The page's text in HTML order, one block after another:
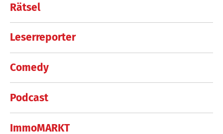
Rätsel
Leserreporter
Comedy
Podcast
ImmoMARKT